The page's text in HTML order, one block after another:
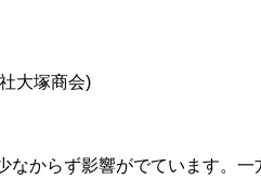
大塚商会)
なからず影響がでています。